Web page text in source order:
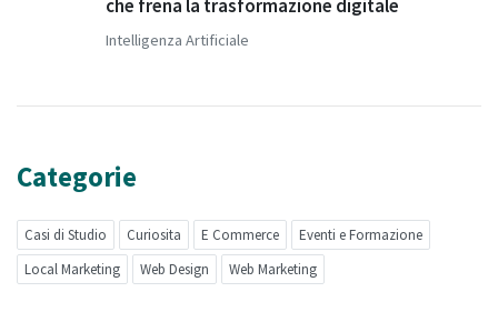
che frena la trasformazione digitale
Intelligenza Artificiale
Categorie
Casi di Studio Curiosita E Commerce
Eventi e Formazione
Local Marketing
Web Design Web Marketing